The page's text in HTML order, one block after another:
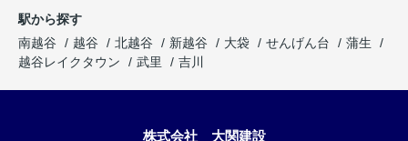
駅から探す
南越谷
越谷 北越谷 新越谷 大袋 せんげん台
蒲生
越谷レイクタウン
武里 吉川
株式会社 大関建設